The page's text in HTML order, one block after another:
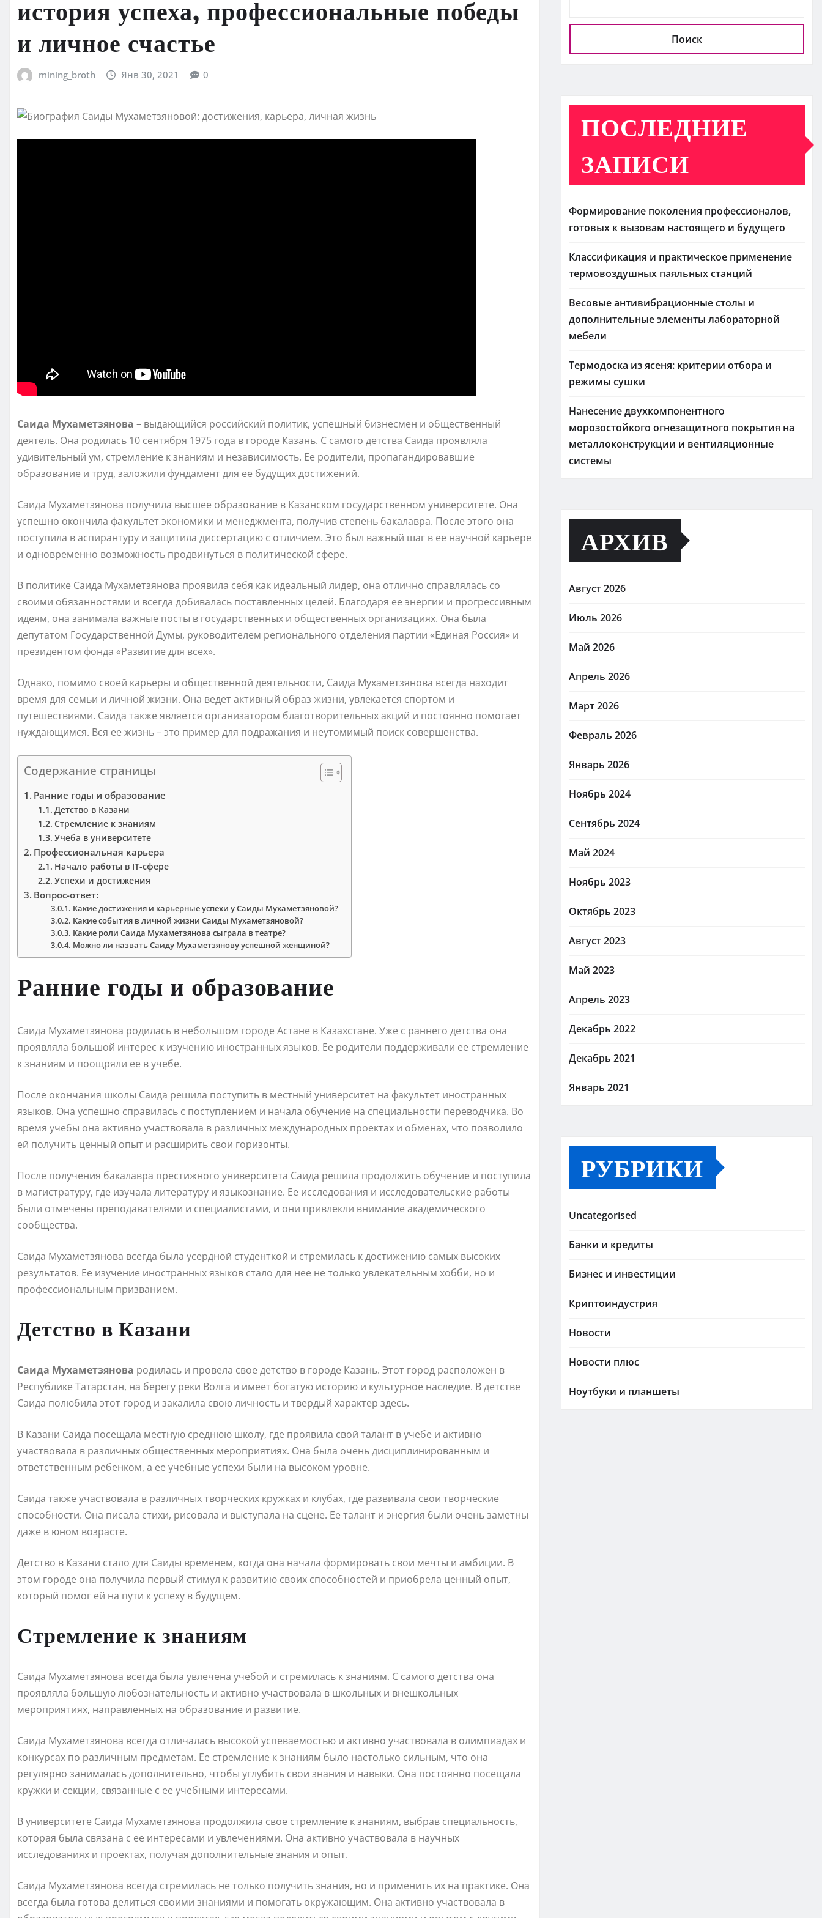
история успеха, профессиональные победы
и личное счастье
mining_broth Янв 30, 2021 0
Саида Мухаметзянова – выдающийся российский политик, успешный бизнесмен и общественный
деятель. Она родилась 10 сентября 1975 года в городе Казань. С самого детства Саида проявляла
удивительный ум, стремление к знаниям и независимость. Ее родители, пропагандировавшие
образование и труд, заложили фундамент для ее будущих достижений.
Саида Мухаметзянова получила высшее образование в Казанском государственном университете. Она
успешно окончила факультет экономики и менеджмента, получив степень бакалавра. После этого она
поступила в аспирантуру и защитила диссертацию с отличием. Это был важный шаг в ее научной карьере
и одновременно возможность продвинуться в политической сфере.
В политике Саида Мухаметзянова проявила себя как идеальный лидер, она отлично справлялась со
своими обязанностями и всегда добивалась поставленных целей. Благодаря ее энергии и прогрессивным
идеям, она занимала важные посты в государственных и общественных организациях. Она была
депутатом Государственной Думы, руководителем регионального отделения партии «Единая Россия» и
президентом фонда «Развитие для всех».
Однако, помимо своей карьеры и общественной деятельности, Саида Мухаметзянова всегда находит
время для семьи и личной жизни. Она ведет активный образ жизни, увлекается спортом и
путешествиями. Саида также является организатором благотворительных акций и постоянно помогает
нуждающимся. Вся ее жизнь – это пример для подражания и неутомимый поиск совершенства.
Содержание страницы
Ранние годы и образование
Детство в Казани
Стремление к знаниям
Учеба в университете
Профессиональная карьера
Начало работы в IT-сфере
Успехи и достижения
Вопрос-ответ:
Какие достижения и карьерные успехи у Саиды Мухаметзяновой?
Какие события в личной жизни Саиды Мухаметзяновой?
Какие роли Саида Мухаметзянова сыграла в театре?
Можно ли назвать Саиду Мухаметзянову успешной женщиной?
Ранние годы и образование
Саида Мухаметзянова родилась в небольшом городе Астане в Казахстане. Уже с раннего детства она
проявляла большой интерес к изучению иностранных языков. Ее родители поддерживали ее стремление
к знаниям и поощряли ее в учебе.
После окончания школы Саида решила поступить в местный университет на факультет иностранных
языков. Она успешно справилась с поступлением и начала обучение на специальности переводчика. Во
время учебы она активно участвовала в различных международных проектах и обменах, что позволило
ей получить ценный опыт и расширить свои горизонты.
После получения бакалавра престижного университета Саида решила продолжить обучение и поступила
в магистратуру, где изучала литературу и языкознание. Ее исследования и исследовательские работы
были отмечены преподавателями и специалистами, и они привлекли внимание академического
сообщества.
Саида Мухаметзянова всегда была усердной студенткой и стремилась к достижению самых высоких
результатов. Ее изучение иностранных языков стало для нее не только увлекательным хобби, но и
профессиональным призванием.
Детство в Казани
Саида Мухаметзянова родилась и провела свое детство в городе Казань. Этот город расположен в
Республике Татарстан, на берегу реки Волга и имеет богатую историю и культурное наследие. В детстве
Саида полюбила этот город и закалила свою личность и твердый характер здесь.
В Казани Саида посещала местную среднюю школу, где проявила свой талант в учебе и активно
участвовала в различных общественных мероприятиях. Она была очень дисциплинированным и
ответственным ребенком, а ее учебные успехи были на высоком уровне.
Саида также участвовала в различных творческих кружках и клубах, где развивала свои творческие
способности. Она писала стихи, рисовала и выступала на сцене. Ее талант и энергия были очень заметны
даже в юном возрасте.
Детство в Казани стало для Саиды временем, когда она начала формировать свои мечты и амбиции. В
этом городе она получила первый стимул к развитию своих способностей и приобрела ценный опыт,
который помог ей на пути к успеху в будущем.
Стремление к знаниям
Саида Мухаметзянова всегда была увлечена учебой и стремилась к знаниям. С самого детства она
проявляла большую любознательность и активно участвовала в школьных и внешкольных
мероприятиях, направленных на образование и развитие.
Саида Мухаметзянова всегда отличалась высокой успеваемостью и активно участвовала в олимпиадах и
конкурсах по различным предметам. Ее стремление к знаниям было настолько сильным, что она
регулярно занималась дополнительно, чтобы углубить свои знания и навыки. Она постоянно посещала
кружки и секции, связанные с ее учебными интересами.
В университете Саида Мухаметзянова продолжила свое стремление к знаниям, выбрав специальность,
которая была связана с ее интересами и увлечениями. Она активно участвовала в научных
исследованиях и проектах, получая дополнительные знания и опыт.
Саида Мухаметзянова всегда стремилась не только получить знания, но и применить их на практике. Она
всегда была готова делиться своими знаниями и помогать окружающим. Она активно участвовала в
Поиск
ПОСЛЕДНИЕ
ЗАПИСИ
Формирование поколения профессионалов,
готовых к вызовам настоящего и будущего
Классификация и практическое применение
термовоздушных паяльных станций
Весовые антивибрационные столы и
дополнительные элементы лабораторной
мебели
Термодоска из ясеня: критерии отбора и
режимы сушки
Нанесение двухкомпонентного
морозостойкого огнезащитного покрытия на
металлоконструкции и вентиляционные
системы
АРХИВ
Август 2026
Июль 2026
Май 2026
Апрель 2026
Март 2026
Февраль 2026
Январь 2026
Ноябрь 2024
Сентябрь 2024
Май 2024
Ноябрь 2023
Октябрь 2023
Август 2023
Май 2023
Апрель 2023
Декабрь 2022
Декабрь 2021
Январь 2021
РУБРИКИ
Uncategorised
Банки и кредиты
Бизнес и инвестиции
Криптоиндустрия
Новости
Новости плюс
Ноутбуки и планшеты